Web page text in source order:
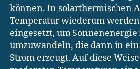
können. In solarthermischen
Temperatur wiederum
eingesetzt, um
umzuwandeln, die dann in
Strom erzeugt. Auf diese